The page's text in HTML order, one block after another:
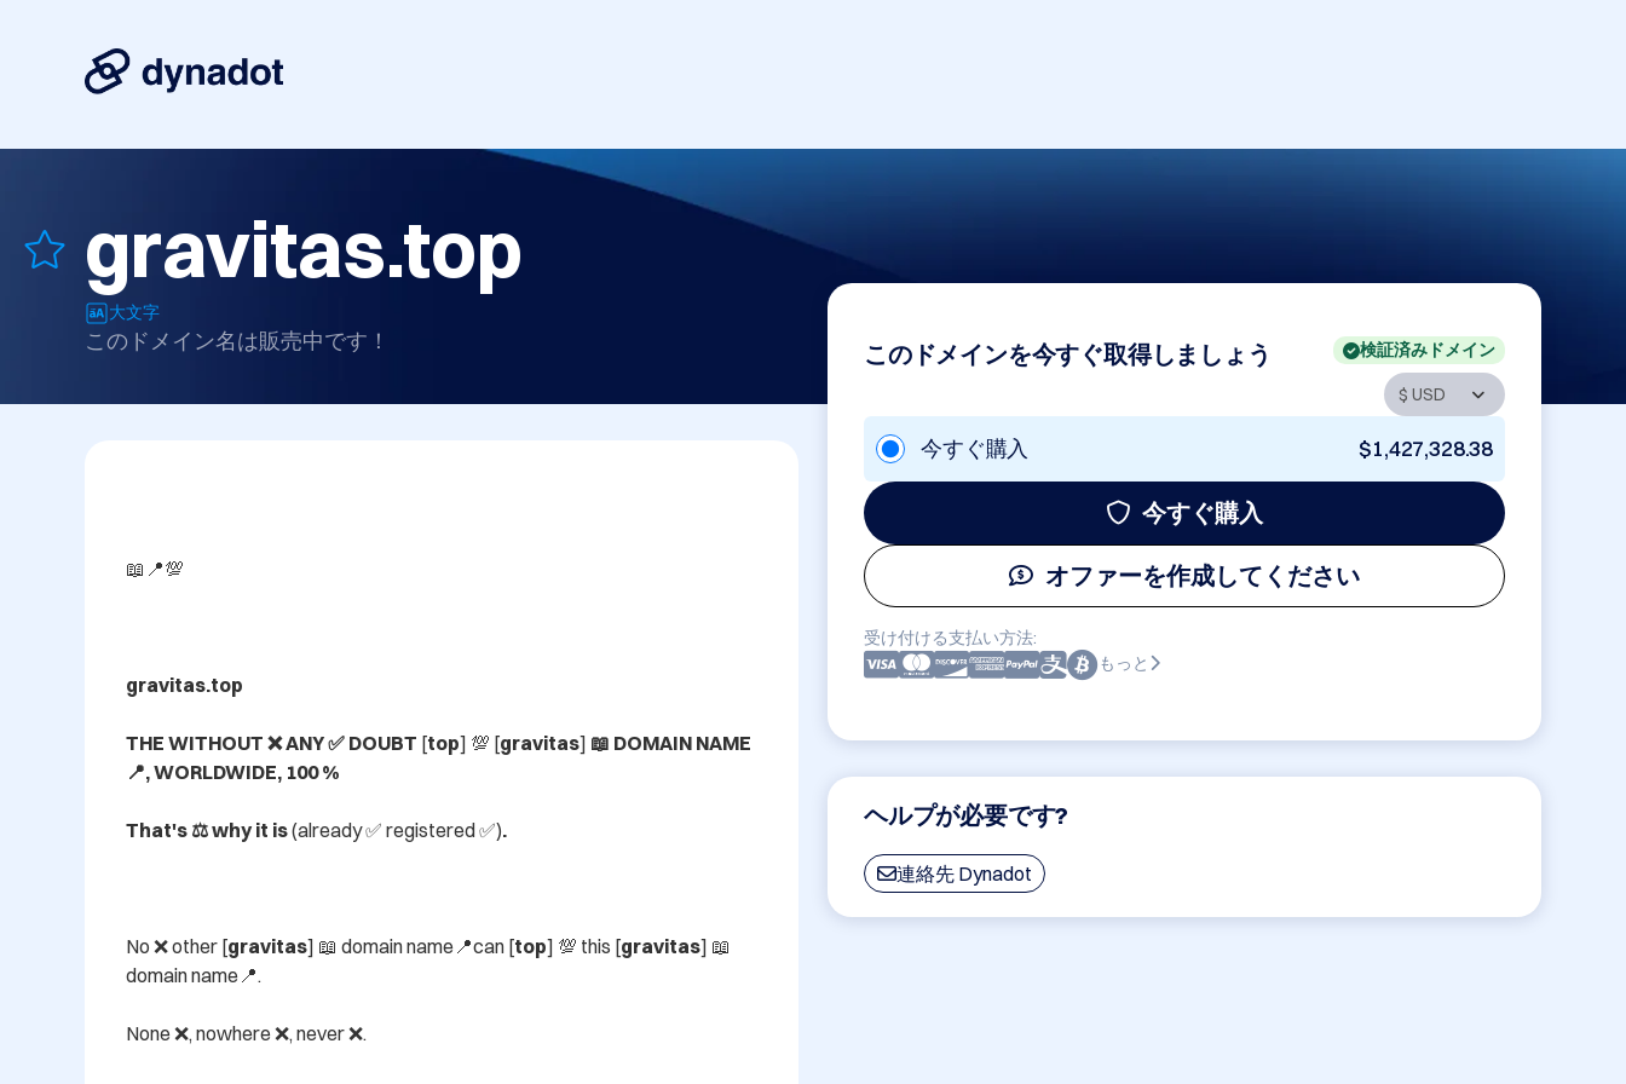
gravitas.top
大文字
このドメイン名は販売中です！ このドメインを今すぐ取得しましょう 検証済みドメイン
今すぐ購入 $1,427,328.38
今すぐ購入
オファーを作成してください
受け付ける支払い方法:
もっと
ヘルプが必要です?
連絡先 Dynadot
📖📍💯
gravitas.top
THE WITHOUT ❌ ANY ✅ DOUBT [top] 💯 [gravitas] 📖 DOMAIN NAME
📍, WORLDWIDE, 100 %
That's ⚖️ why it is (already ✅ registered ✅).
No ❌ other [gravitas] 📖 domain name📍can [top] 💯 this [gravitas] 📖
domain name📍.
None ❌, nowhere ❌, never ❌.